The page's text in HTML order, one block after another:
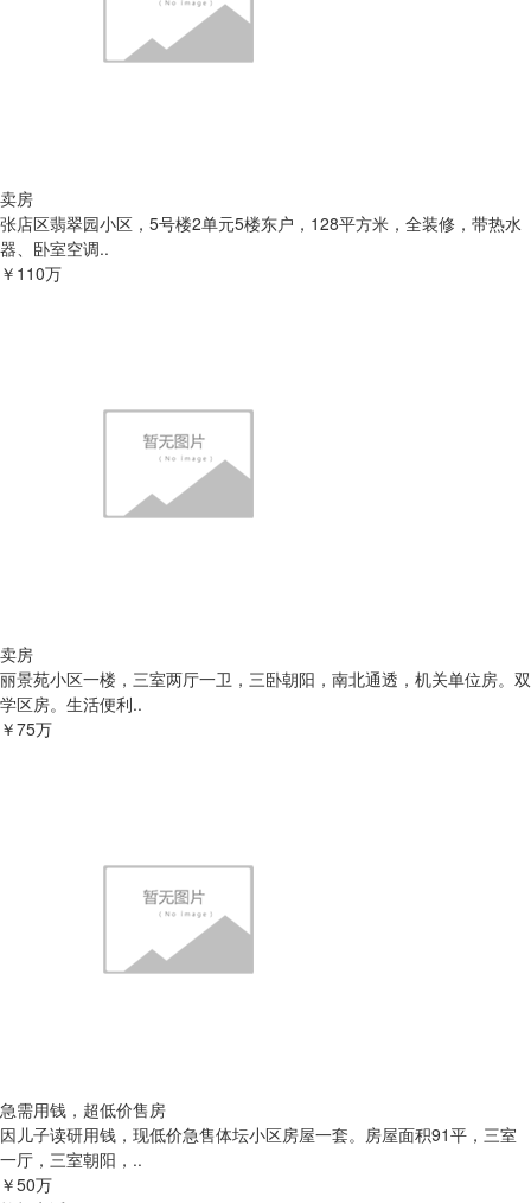
卖房
张店区翡翠园小区，5号楼2单元5楼东户，128平方米，全装修，带热水
器、卧室空调..
￥110万
卖房
丽景苑小区一楼，三室两厅一卫，三卧朝阳，南北通透，机关单位房。双
学区房。生活便利..
￥75万
急需用钱，超低价售房
因儿子读研用钱，现低价急售体坛小区房屋一套。房屋面积91平，三室
一厅，三室朝阳，..
￥50万